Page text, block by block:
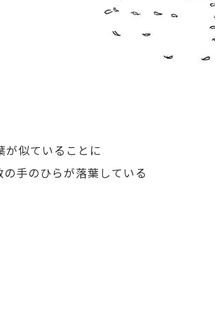
が似ていることに
手のひらが落葉している